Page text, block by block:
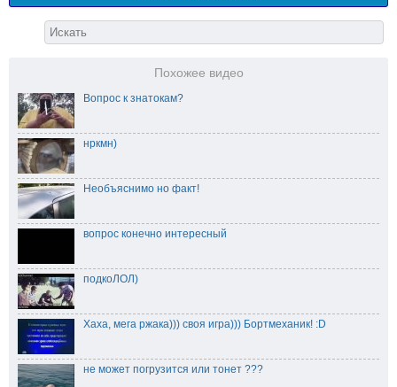
Похожее видео
Вопрос к знатокам?
нркмн)
Необъяснимо но факт!
вопрос конечно интересный
подкоЛОЛ)
Хаха, мега ржака))) своя игра))) Бортмеханик! :D
не может погрузится или тонет ???